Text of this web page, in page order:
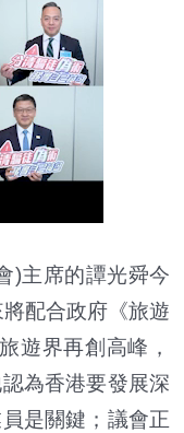
)主席的譚光舜今
配合政府《旅遊
遊界再創高峰，
為香港要發展深
是關鍵；議會正